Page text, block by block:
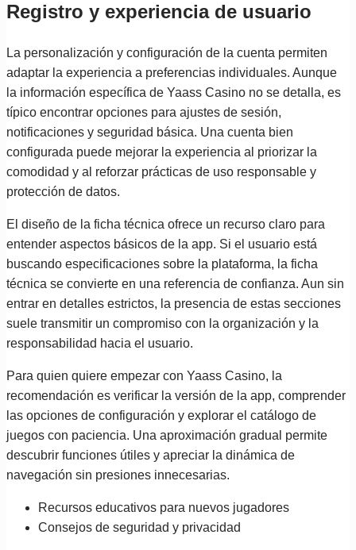
Registro y experiencia de usuario
La personalización y configuración de la cuenta permiten
adaptar la experiencia a preferencias individuales. Aunque
la información específica de Yaass Casino no se detalla, es
típico encontrar opciones para ajustes de sesión,
notificaciones y seguridad básica. Una cuenta bien
configurada puede mejorar la experiencia al priorizar la
comodidad y al reforzar prácticas de uso responsable y
protección de datos.
El diseño de la ficha técnica ofrece un recurso claro para
entender aspectos básicos de la app. Si el usuario está
buscando especificaciones sobre la plataforma, la ficha
técnica se convierte en una referencia de confianza. Aun sin
entrar en detalles estrictos, la presencia de estas secciones
suele transmitir un compromiso con la organización y la
responsabilidad hacia el usuario.
Para quien quiere empezar con Yaass Casino, la
recomendación es verificar la versión de la app, comprender
las opciones de configuración y explorar el catálogo de
juegos con paciencia. Una aproximación gradual permite
descubrir funciones útiles y apreciar la dinámica de
navegación sin presiones innecesarias.
Recursos educativos para nuevos jugadores
Consejos de seguridad y privacidad